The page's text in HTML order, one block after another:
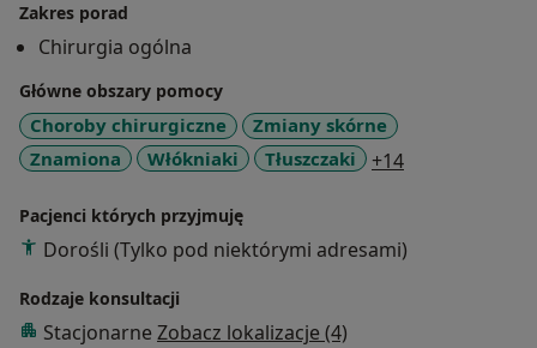
absolwentem Śląskiego Uniwersytetu Medycznego w
którego klinkach kształciłem się i doktoryzowałem.
Doświadczenie zdobywałem w Klinice Chirurgii Klatki
Piersiowej, Fundacji Rozwoju Kardiochirurgii, Śląskim
Centrum Chorób Serca, ostrych dyżurach oraz
poradniach chirurgicznych.
Zakres porad
Chirurgia ogólna
Główne obszary pomocy
Choroby chirurgiczne
Zmiany skórne
Znamiona
Włókniaki Tłuszczaki +14
Pacjenci których przyjmuję
Dorośli (Tylko pod niektórymi adresami)
Rodzaje konsultacji
Stacjonarne Zobacz lokalizacje (4)